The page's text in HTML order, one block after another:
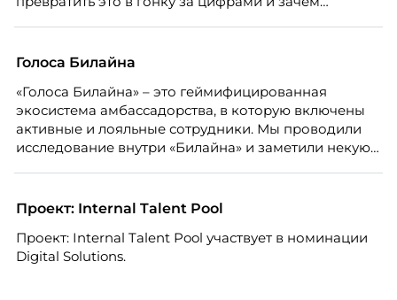
Чеснокова, HR-директор Right line.
Голоса Билайна
«Голоса Билайна» – это геймифицированная
экосистема амбассадорства, в которую включены
активные и лояльные сотрудники. Мы проводили
исследование внутри «Билайна» и заметили некую
благодарности и публичного признания.
Проект: Internal Talent Pool
Проект: Internal Talent Pool участвует в номинации
Digital Solutions.